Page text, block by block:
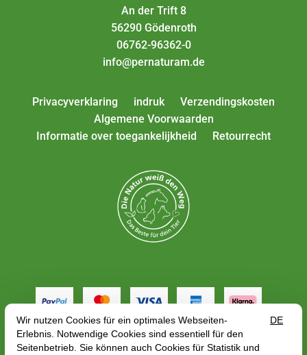
An der Trift 8
56290 Gödenroth
06762-96362-0
info@pernaturam.de
Privacyverklaring indruk
Verzendingskosten
Algemene Voorwaarden
Informatie over toegankelijkheid
Retourrecht
Alle tarieven zijn inclusief btw plusverzendkosten